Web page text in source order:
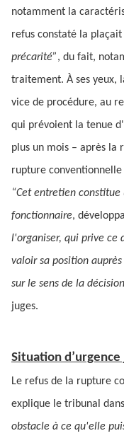
notamment la
refus constaté la plaçait
précarité”, du fait,
traitement. À ses yeux,
vice de procédure, au
qui prévoient la tenue
plus un mois – après la
rupture
“Cet entretien
fonctionnaire,
l'organiser, qui prive ce
valoir sa position
sur le sens de la
juges.
Situation
Le refus de la rupture
explique le tribunal
obstacle à ce qu'elle